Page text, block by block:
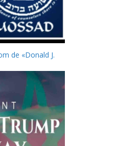
de «Donald J.